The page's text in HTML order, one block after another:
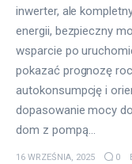
inwerter, ale
energii, bezpieczny
wsparcie po
pokazać prognozę
autokonsumpcję i
dopasowanie mocy
dom z pompą…
16 WRZEŚNIA, 2025 0